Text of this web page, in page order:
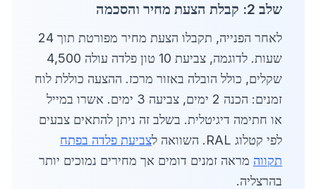
שלב 2: קבלת הצעת מחיר והסכמה
לאחר הפנייה, תקבלו הצעת מחיר מפורטת תוך 24
שעות. לדוגמה, צביעת 10 טון פלדה עולה 4,500
שקלים, כולל הובלה באזור מרכז. ההצעה כוללת לוח
זמנים: הכנה 2 ימים, צביעה 3 ימים. אשרו במייל
או חתימה דיגיטלית. בשלב זה ניתן להתאים צבעים
לפי קטלוג RAL. השוואה ל
צביעת פלדה בפתח
תקווה מראה זמנים דומים אך מחירים נמוכים יותר
בהרצליה.